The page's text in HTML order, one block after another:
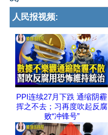
人民报视频:
PPI连续27月下跌 通缩阴霾
挥之不去；习再度吹起反腐
败“冲锋号”